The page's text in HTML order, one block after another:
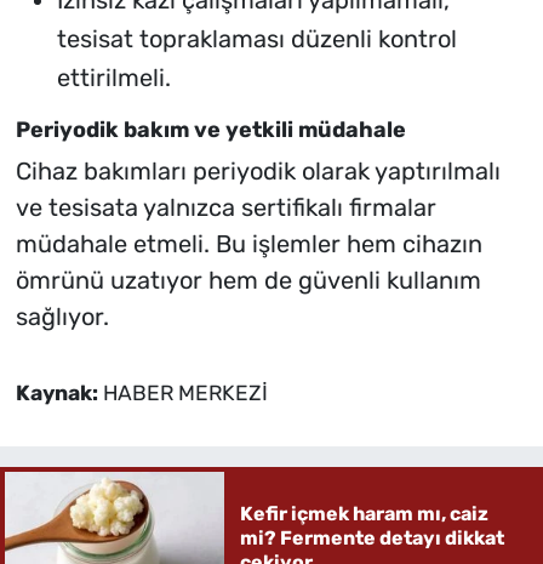
tesisat topraklaması düzenli kontrol
ettirilmeli.
Periyodik bakım ve yetkili müdahale
Cihaz bakımları periyodik olarak yaptırılmalı
ve tesisata yalnızca sertifikalı firmalar
müdahale etmeli. Bu işlemler hem cihazın
ömrünü uzatıyor hem de güvenli kullanım
sağlıyor.
Kaynak: HABER MERKEZİ
Kefir içmek haram mı, caiz
mi? Fermente detayı dikkat